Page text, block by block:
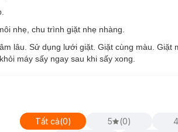
nhẹ, chu trình giặt nhẹ nhàng.
lâu. Sử dụng lưới giặt. Giặt cùng màu.
máy sấy ngay sau khi sấy xong.
Tất cả(0) 5 (0)